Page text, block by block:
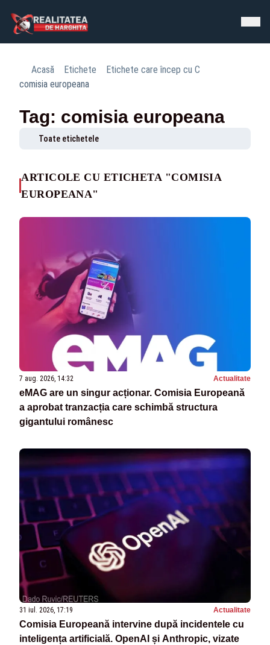
Acasă Etichete
Etichete care încep cu C
comisia europeana
Tag: comisia europeana
Toate etichetele
ARTICOLE CU ETICHETA "COMISIA
EUROPEANA"
7 aug. 2026, 14:32 Actualitate
eMAG are un singur acționar. Comisia Europeană
a aprobat tranzacția care schimbă structura
gigantului românesc
31 iul. 2026, 17:19 Actualitate
Comisia Europeană intervine după incidentele cu
inteligența artificială. OpenAI și Anthropic, vizate